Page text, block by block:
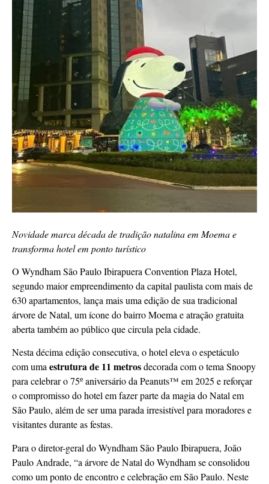
Novidade marca década de tradição natalina em Moema e
transforma hotel em ponto turístico
O Wyndham São Paulo Ibirapuera Convention Plaza Hotel,
segundo maior empreendimento da capital paulista com mais de
630 apartamentos, lança mais uma edição de sua tradicional
árvore de Natal, um ícone do bairro Moema e atração gratuita
aberta também ao público que circula pela cidade.
Nesta décima edição consecutiva, o hotel eleva o espetáculo
com umaestrutura de 11 metrosdecorada com o tema Snoopy
para celebrar o 75º aniversário da Peanuts™ em 2025 e reforçar
o compromisso do hotel em fazer parte da magia do Natal em
São Paulo, além de ser uma parada irresistível para moradores e
visitantes durante as festas.
Para o diretor-geral do Wyndham São Paulo Ibirapuera, João
Paulo Andrade, “a árvore de Natal do Wyndham se consolidou
como um ponto de encontro e celebração em São Paulo. Neste